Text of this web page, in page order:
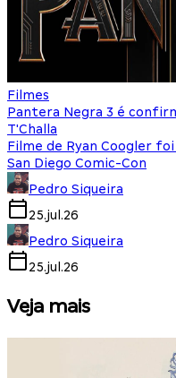
Filmes
Pantera Negra 3 é
T'Challa
Filme de Ryan Coogler
San Diego Comic-Con
Pedro Siqueira
25.jul.26
Pedro Siqueira
25.jul.26
Veja mais